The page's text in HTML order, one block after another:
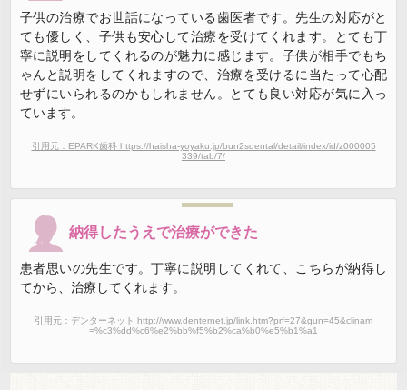
子供の治療でお世話になっている歯医者です。先生の対応がと
ても優しく、子供も安心して治療を受けてくれます。とても丁
寧に説明をしてくれるのが魅力に感じます。子供が相手でもち
ゃんと説明をしてくれますので、治療を受けるに当たって心配
せずにいられるのかもしれません。とても良い対応が気に入っ
ています。
引用元：EPARK歯科 https://haisha-yoyaku.jp/bun2sdental/detail/index/id/z000005
339/tab/7/
納得したうえで治療ができた
患者思いの先生です。丁寧に説明してくれて、こちらが納得し
てから、治療してくれます。
引用元：デンターネット http://www.denternet.jp/link.htm?prf=27&gun=45&clinam
=%c3%dd%c6%e2%bb%f5%b2%ca%b0%e5%b1%a1